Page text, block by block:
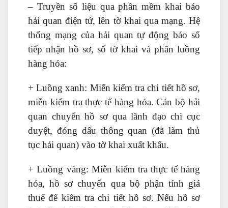
– Truyền số liệu qua phần mềm khai báo
hải quan điện tử, lên tờ khai qua mạng. Hệ
thống mạng của hải quan tự động báo số
tiếp nhận hồ sơ, số tờ khai và phân luồng
hàng hóa:
+ Luồng xanh: Miễn kiểm tra chi tiết hồ sơ,
miễn kiểm tra thực tế hàng hóa. Cán bộ hải
quan chuyển hồ sơ qua lãnh đạo chi cục
duyệt, đóng dấu thông quan (đã làm thủ
tục hải quan) vào tờ khai xuất khẩu.
+ Luồng vàng: Miễn kiểm tra thực tế hàng
hóa, hồ sơ chuyển qua bộ phận tính giá
thuế để kiểm tra chi tiết hồ sơ. Nếu hồ sơ